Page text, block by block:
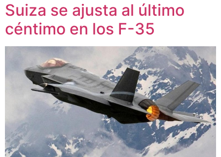
Suiza se ajusta al último
céntimo en los F-35